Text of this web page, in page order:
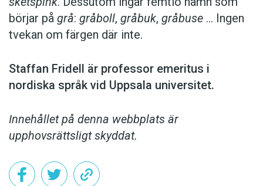
börjar på grå: gråboll, gråbuk, gråbuse … Ingen
tvekan om färgen där inte.
Staffan Fridell är ­professor ­emeritus i
nordiska språk vid ­Uppsala universitet.
Innehållet på denna webbplats är
upphovsrättsligt skyddat.